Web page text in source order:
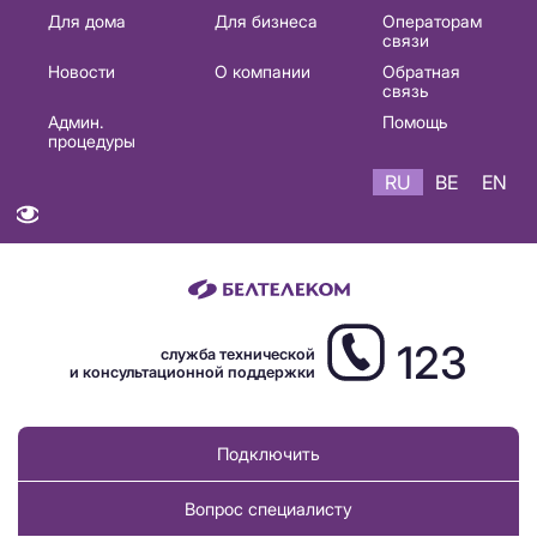
Основная
навигация
Для дома Для бизнеса
Операторам
связи
Новости
О компании
Обратная
связь
Админ.
процедуры
Помощь
RU BE EN
служба технической
и консультационной поддержки
123
Подключить
Вопрос специалисту